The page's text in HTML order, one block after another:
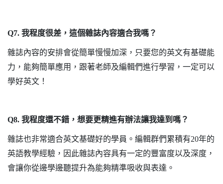
Q7. 我程度很差，這個雜誌內容適合我嗎？
雜誌內容的安排會從簡單慢慢加深，只要您的英文有基礎能
力，能夠簡單應用，跟著老師及編輯們進行學習，一定可以
學好英文！
Q8. 我程度還不錯，想要更精進有辦法讓我達到嗎？
雜誌也非常適合英文基礎好的學員。編輯群們累積有20年的
英語教學經驗，因此雜誌內容具有一定的豐富度以及深度，
會讓你從邊學邊聽提升為能夠精準吸收與表達。